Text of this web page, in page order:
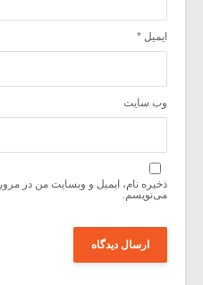
ایمیل *
وب‌ سایت
ذخیره نام، ایمیل و وبسایت من در
می‌نویسم.